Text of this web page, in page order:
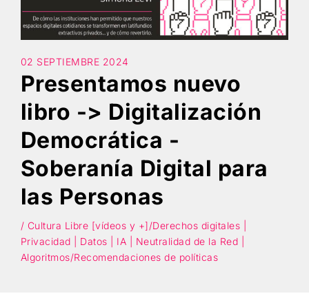
Búsqueda
02 SEPTIEMBRE 2024
Presentamos nuevo
libro -> Digitalización
Democrática -
Soberanía Digital para
las Personas
/ Cultura Libre [vídeos y +]/Derechos digitales |
Privacidad | Datos | IA | Neutralidad de la Red |
Algoritmos/Recomendaciones de políticas